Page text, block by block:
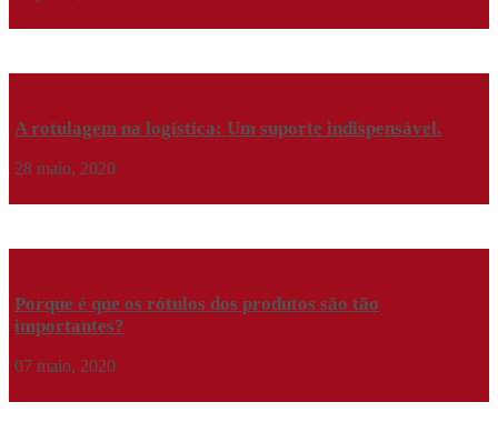
A rotulagem na logística: Um suporte indispensável.
28 maio, 2020
Porque é que os rótulos dos produtos são tão
importantes?
07 maio, 2020